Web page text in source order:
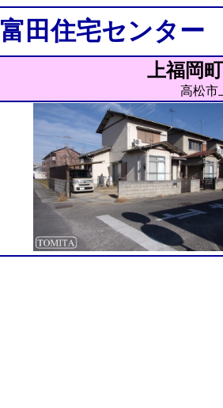
富田住宅センター
上福岡
高松市